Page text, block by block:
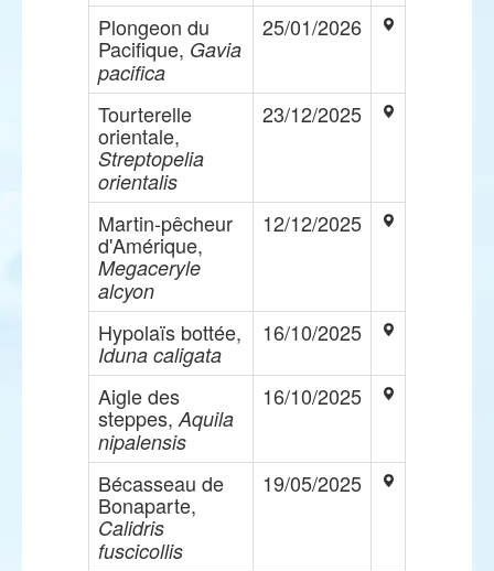
Plongeon du
Pacifique, Gavia
pacifica
25/01/2026
Tourterelle
orientale,
Streptopelia
orientalis
23/12/2025
Martin-pêcheur
d'Amérique,
Megaceryle
alcyon
12/12/2025
Hypolaïs bottée,
Iduna caligata
16/10/2025
Aigle des
steppes, Aquila
nipalensis
16/10/2025
Bécasseau de
Bonaparte,
Calidris
fuscicollis
19/05/2025